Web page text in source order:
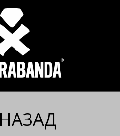
НАЗАД